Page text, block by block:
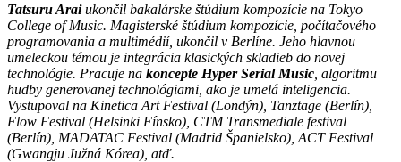
Tatsuru Araiukončil bakalárske štúdium kompozície na Tokyo
College of Music. Magisterské štúdium kompozície, počítačového
programovania a multimédií, ukončil v Berlíne. Jeho hlavnou
umeleckou témou je integrácia klasických skladieb do novej
technológie. Pracuje na koncepte Hyper Serial Music , algoritmu
hudby generovanej technológiami, ako je umelá inteligencia.
Vystupoval na Kinetica Art Festival (Londýn), Tanztage (Berlín),
Flow Festival (Helsinki Fínsko), CTM Transmediale festival
(Berlín), MADATAC Festival (Madrid Španielsko), ACT Festival
(Gwangju Južná Kórea), atď.